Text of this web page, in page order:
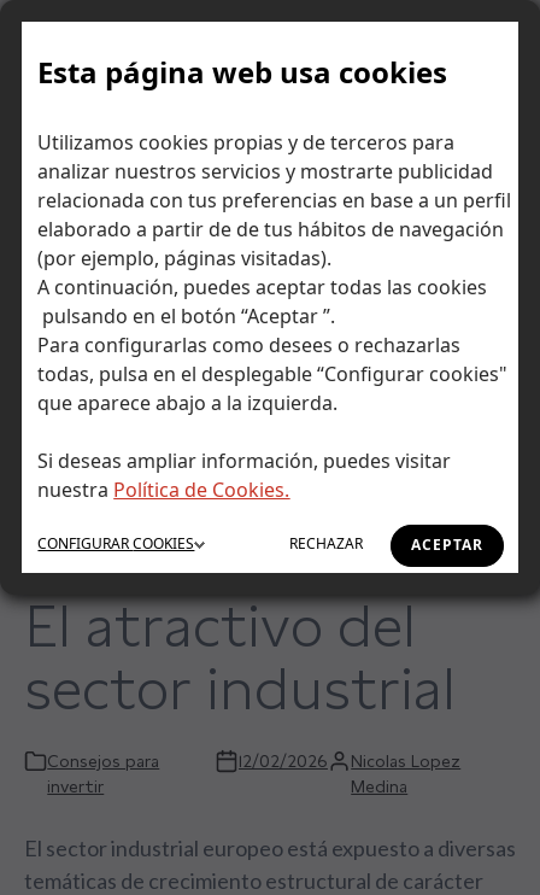
Esta página web usa cookies
Utilizamos cookies propias y de terceros para
analizar nuestros servicios y mostrarte publicidad
relacionada con tus preferencias en base a un perfil
elaborado a partir de de tus hábitos de navegación
(por ejemplo, páginas visitadas).
A continuación, puedes aceptar todas las cookies
pulsando en el botón “Aceptar ”.
Para configurarlas como desees o rechazarlas
todas, pulsa en el desplegable “Configurar cookies"
que aparece abajo a la izquierda.
Si deseas ampliar información, puedes visitar
nuestra Política de Cookies.
ACEPTAR
RECHAZAR
CONFIGURARCOOKIES
Skip
Inicio Consejos para invertir
El atractivo del sector
industrial
El atractivo del
sector industrial
Consejos para
invertir
12/02/2026
Nicolas Lopez
Medina
El sector industrial europeo está expuesto a diversas
temáticas de crecimiento estructural de carácter